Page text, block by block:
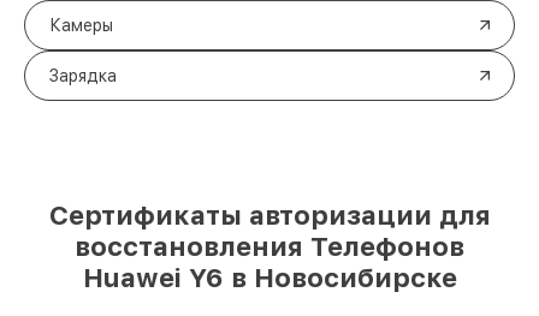
Камеры
Зарядка
Сертификаты авторизации для
восстановления Телефонов
Huawei Y6 в Новосибирске